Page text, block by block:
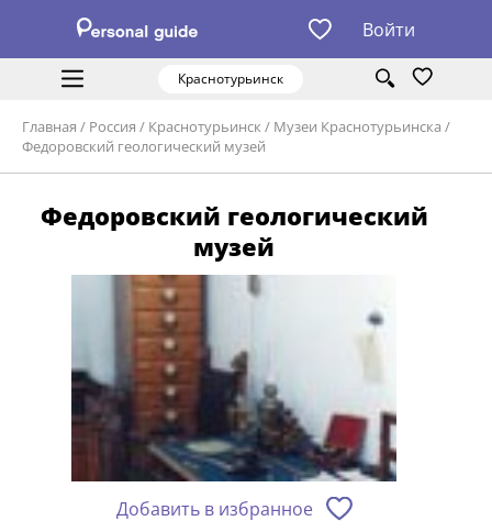
Войти
Краснотурьинск
Главная / Россия / Краснотурьинск / Музеи Краснотурьинска /
Федоровский геологический музей
Федоровский геологический
музей
Добавить в избранное